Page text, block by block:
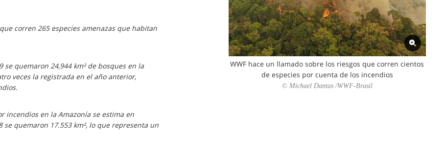
corren 265 especies amenazas que habitan
quemaron 24,944 km² de bosques en la
veces la registrada en el año anterior,
incendios en la Amazonía se estima en
quemaron 17.553 km², lo que representa un
WWF hace un llamado sobre los riesgos que corren cientos
de especies por cuenta de los incendios
© Michael Dantas /WWF-Brasil